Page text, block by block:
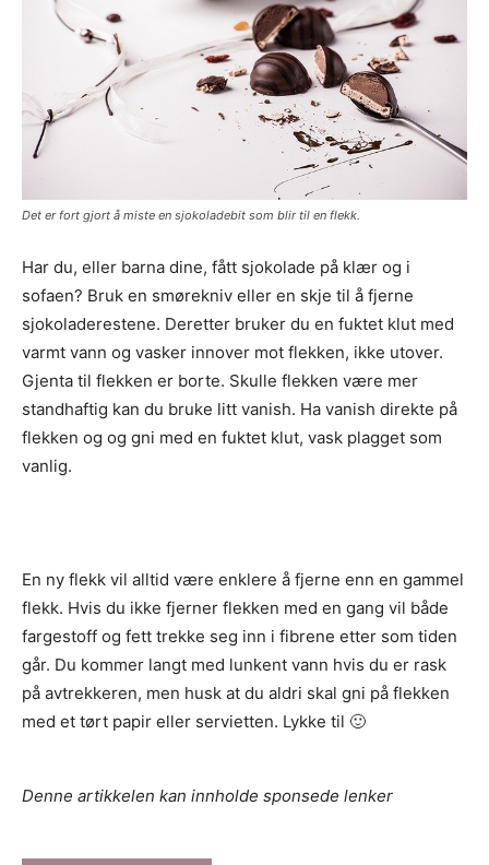
Det er fort gjort å miste en sjokoladebit som blir til en flekk.
Har du, eller barna dine, fått sjokolade på klær og i
sofaen? Bruk en smørekniv eller en skje til å fjerne
sjokoladerestene. Deretter bruker du en fuktet klut med
varmt vann og vasker innover mot flekken, ikke utover.
Gjenta til flekken er borte. Skulle flekken være mer
standhaftig kan du bruke litt vanish. Ha vanish direkte på
flekken og og gni med en fuktet klut, vask plagget som
vanlig.
En ny flekk vil alltid være enklere å fjerne enn en gammel
flekk. Hvis du ikke fjerner flekken med en gang vil både
fargestoff og fett trekke seg inn i fibrene etter som tiden
går. Du kommer langt med lunkent vann hvis du er rask
på avtrekkeren, men husk at du aldri skal gni på flekken
med et tørt papir eller servietten. Lykke til 🙂
Denne artikkelen kan innholde sponsede lenker